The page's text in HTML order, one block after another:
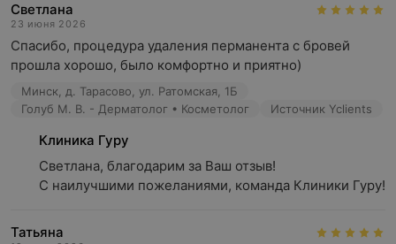
Светлана
23 июня 2026
Спасибо, процедура удаления перманента с бровей
прошла хорошо, было комфортно и приятно)
Минск, д. Тарасово, ул. Ратомская, 1Б
Голуб М. В. - Дерматолог • Косметолог
Источник Yclients
Клиника Гуру
Светлана, благодарим за Ваш отзыв!
С наилучшими пожеланиями, команда Клиники Гуру!
Татьяна